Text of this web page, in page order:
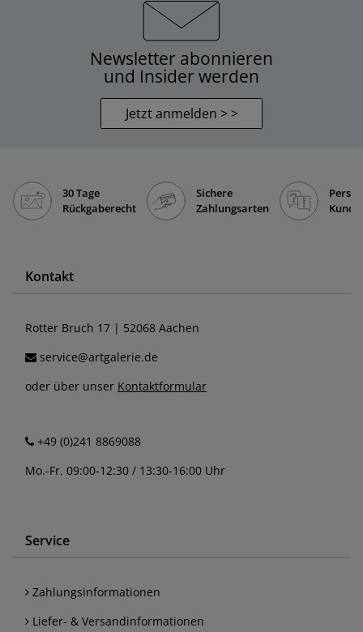
Newsletter abonnieren
und Insider werden
Jetzt anmelden > >
30 Tage
Rückgaberecht
Sichere
Zahlungsarten
Kontakt
Rotter Bruch 17 | 52068 Aachen
service@artgalerie.de
oder über unser Kontaktformular
+49 (0)241 8869088
Mo.-Fr. 09:00-12:30 / 13:30-16:00 Uhr
Service
Zahlungsinformationen
Liefer- & Versandinformationen